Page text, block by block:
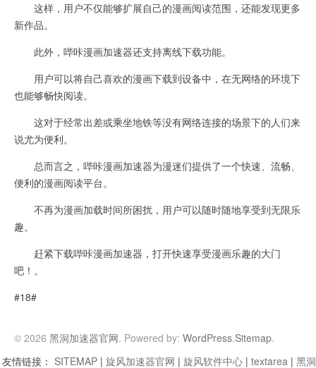
这样，用户不仅能够扩展自己的漫画阅读范围，还能发现更多
新作品。
此外，哔咔漫画加速器还支持离线下载功能。
用户可以将自己喜欢的漫画下载到设备中，在无网络的环境下
也能够畅快阅读。
这对于经常出差或乘坐地铁等没有网络连接的场景下的人们来
说尤为便利。
总而言之，哔咔漫画加速器为漫迷们提供了一个快速、流畅、
便利的漫画阅读平台。
不再为漫画加载时间所困扰，用户可以随时随地享受到无限乐
趣。
赶紧下载哔咔漫画加速器，打开快速享受漫画乐趣的大门
吧！。
#18#
© 2026 黑洞加速器官网. Powered by: WordPress.Sitemap.
友情链接： SITEMAP | 旋风加速器官网 | 旋风软件中心 | textarea | 黑